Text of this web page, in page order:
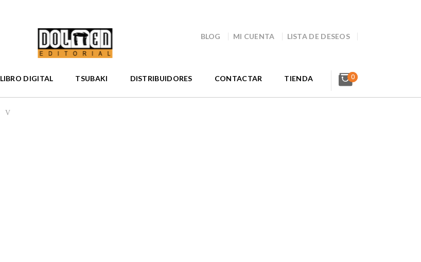
BLOG MI CUENTA LISTA DE DESEOS
LIBRO DIGITAL TSUBAKI DISTRIBUIDORES CONTACTAR TIENDA 0
V